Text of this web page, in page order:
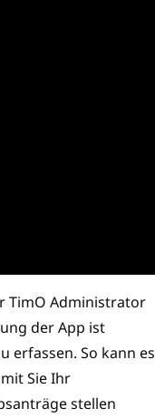
TimO Administrator
der App ist
erfassen. So kann es
Sie Ihr
stellen